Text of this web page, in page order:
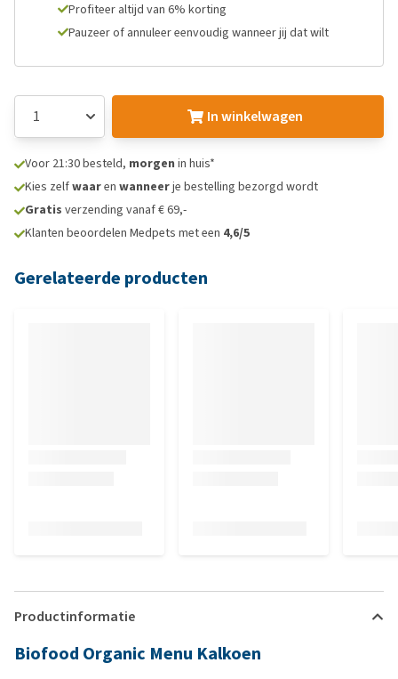
Profiteer altijd van 6% korting
Pauzeer of annuleer eenvoudig wanneer jij dat wilt
In winkelwagen
Voor 21:30 besteld, morgen in huis*
Kies zelfwaaren wanneerje bestelling bezorgd wordt
Gratis verzending vanaf € 69,-
Klanten beoordelen Medpets met een 4,6/5
Gerelateerde producten
Productinformatie
Biofood Organic Menu Kalkoen